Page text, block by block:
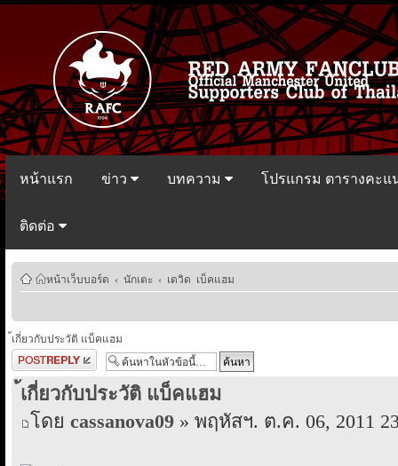
หน้าแรก ข่าว บทความ โปรแกรม ตารางคะ
ติดต่อ
หน้าเว็บบอร์ด ‹ นักเตะ ‹ เดวิด เบ็คแฮม
้เกี่ยวกับประวัติ แบ็คแฮม
ตอบกระทู้
้เกี่ยวกับประวัติ แบ็คแฮม
โดย cassanova09 » พฤหัสฯ. ต.ค. 06, 2011